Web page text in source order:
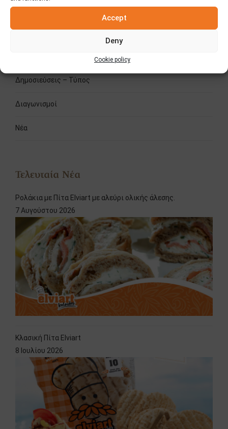
Accept
Deny
Cookie policy
Κατηγορίες
Δημοσιεύσεις – Τύπος
Διαγωνισμοί
Νέα
Τελευταία Νέα
Ρολάκια με Πίτα Elviart με αλεύρι ολικής άλεσης.
7 Αυγούστου 2026
Κλασική Πίτα Elviart
8 Ιουλίου 2026